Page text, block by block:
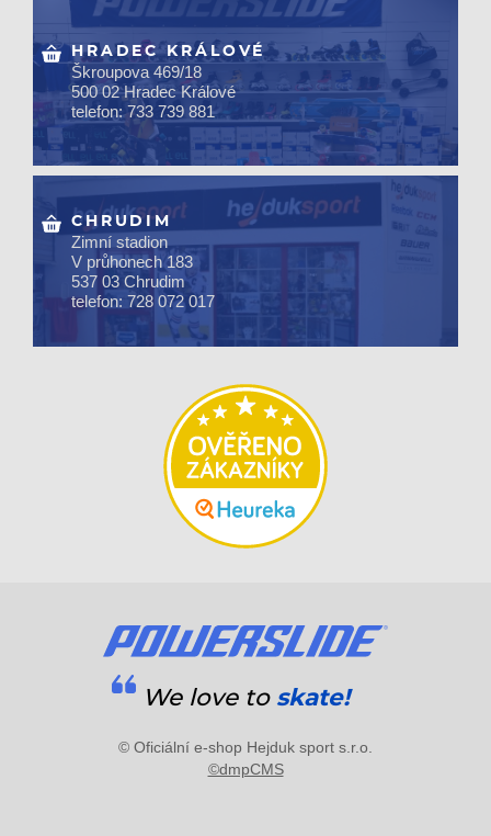
HRADEC KRÁLOVÉ
Škroupova 469/18
500 02 Hradec Králové
telefon: 733 739 881
CHRUDIM
Zimní stadion
V průhonech 183
537 03 Chrudim
telefon: 728 072 017
We love to skate!
© Oficiální e-shop Hejduk sport s.r.o.
©dmpCMS